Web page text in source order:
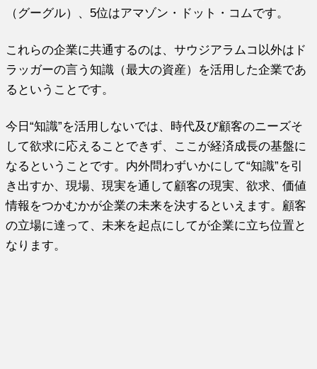
（グーグル）、5位はアマゾン・ドット・コムです。
これらの企業に共通するのは、サウジアラムコ以外はド
ラッガーの言う知識（最大の資産）を活用した企業であ
るということです。
今日“知識”を活用しないでは、時代及び顧客のニーズそ
して欲求に応えることできず、ここが経済成長の基盤に
なるということです。内外問わずいかにして“知識”を引
き出すか、現場、現実を通して顧客の現実、欲求、価値
情報をつかむかが企業の未来を決するといえます。顧客
の立場に達って、未来を起点にしてが企業に立ち位置と
なります。